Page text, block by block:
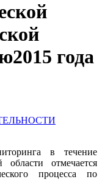
года
в течение
отмечается
процесса по